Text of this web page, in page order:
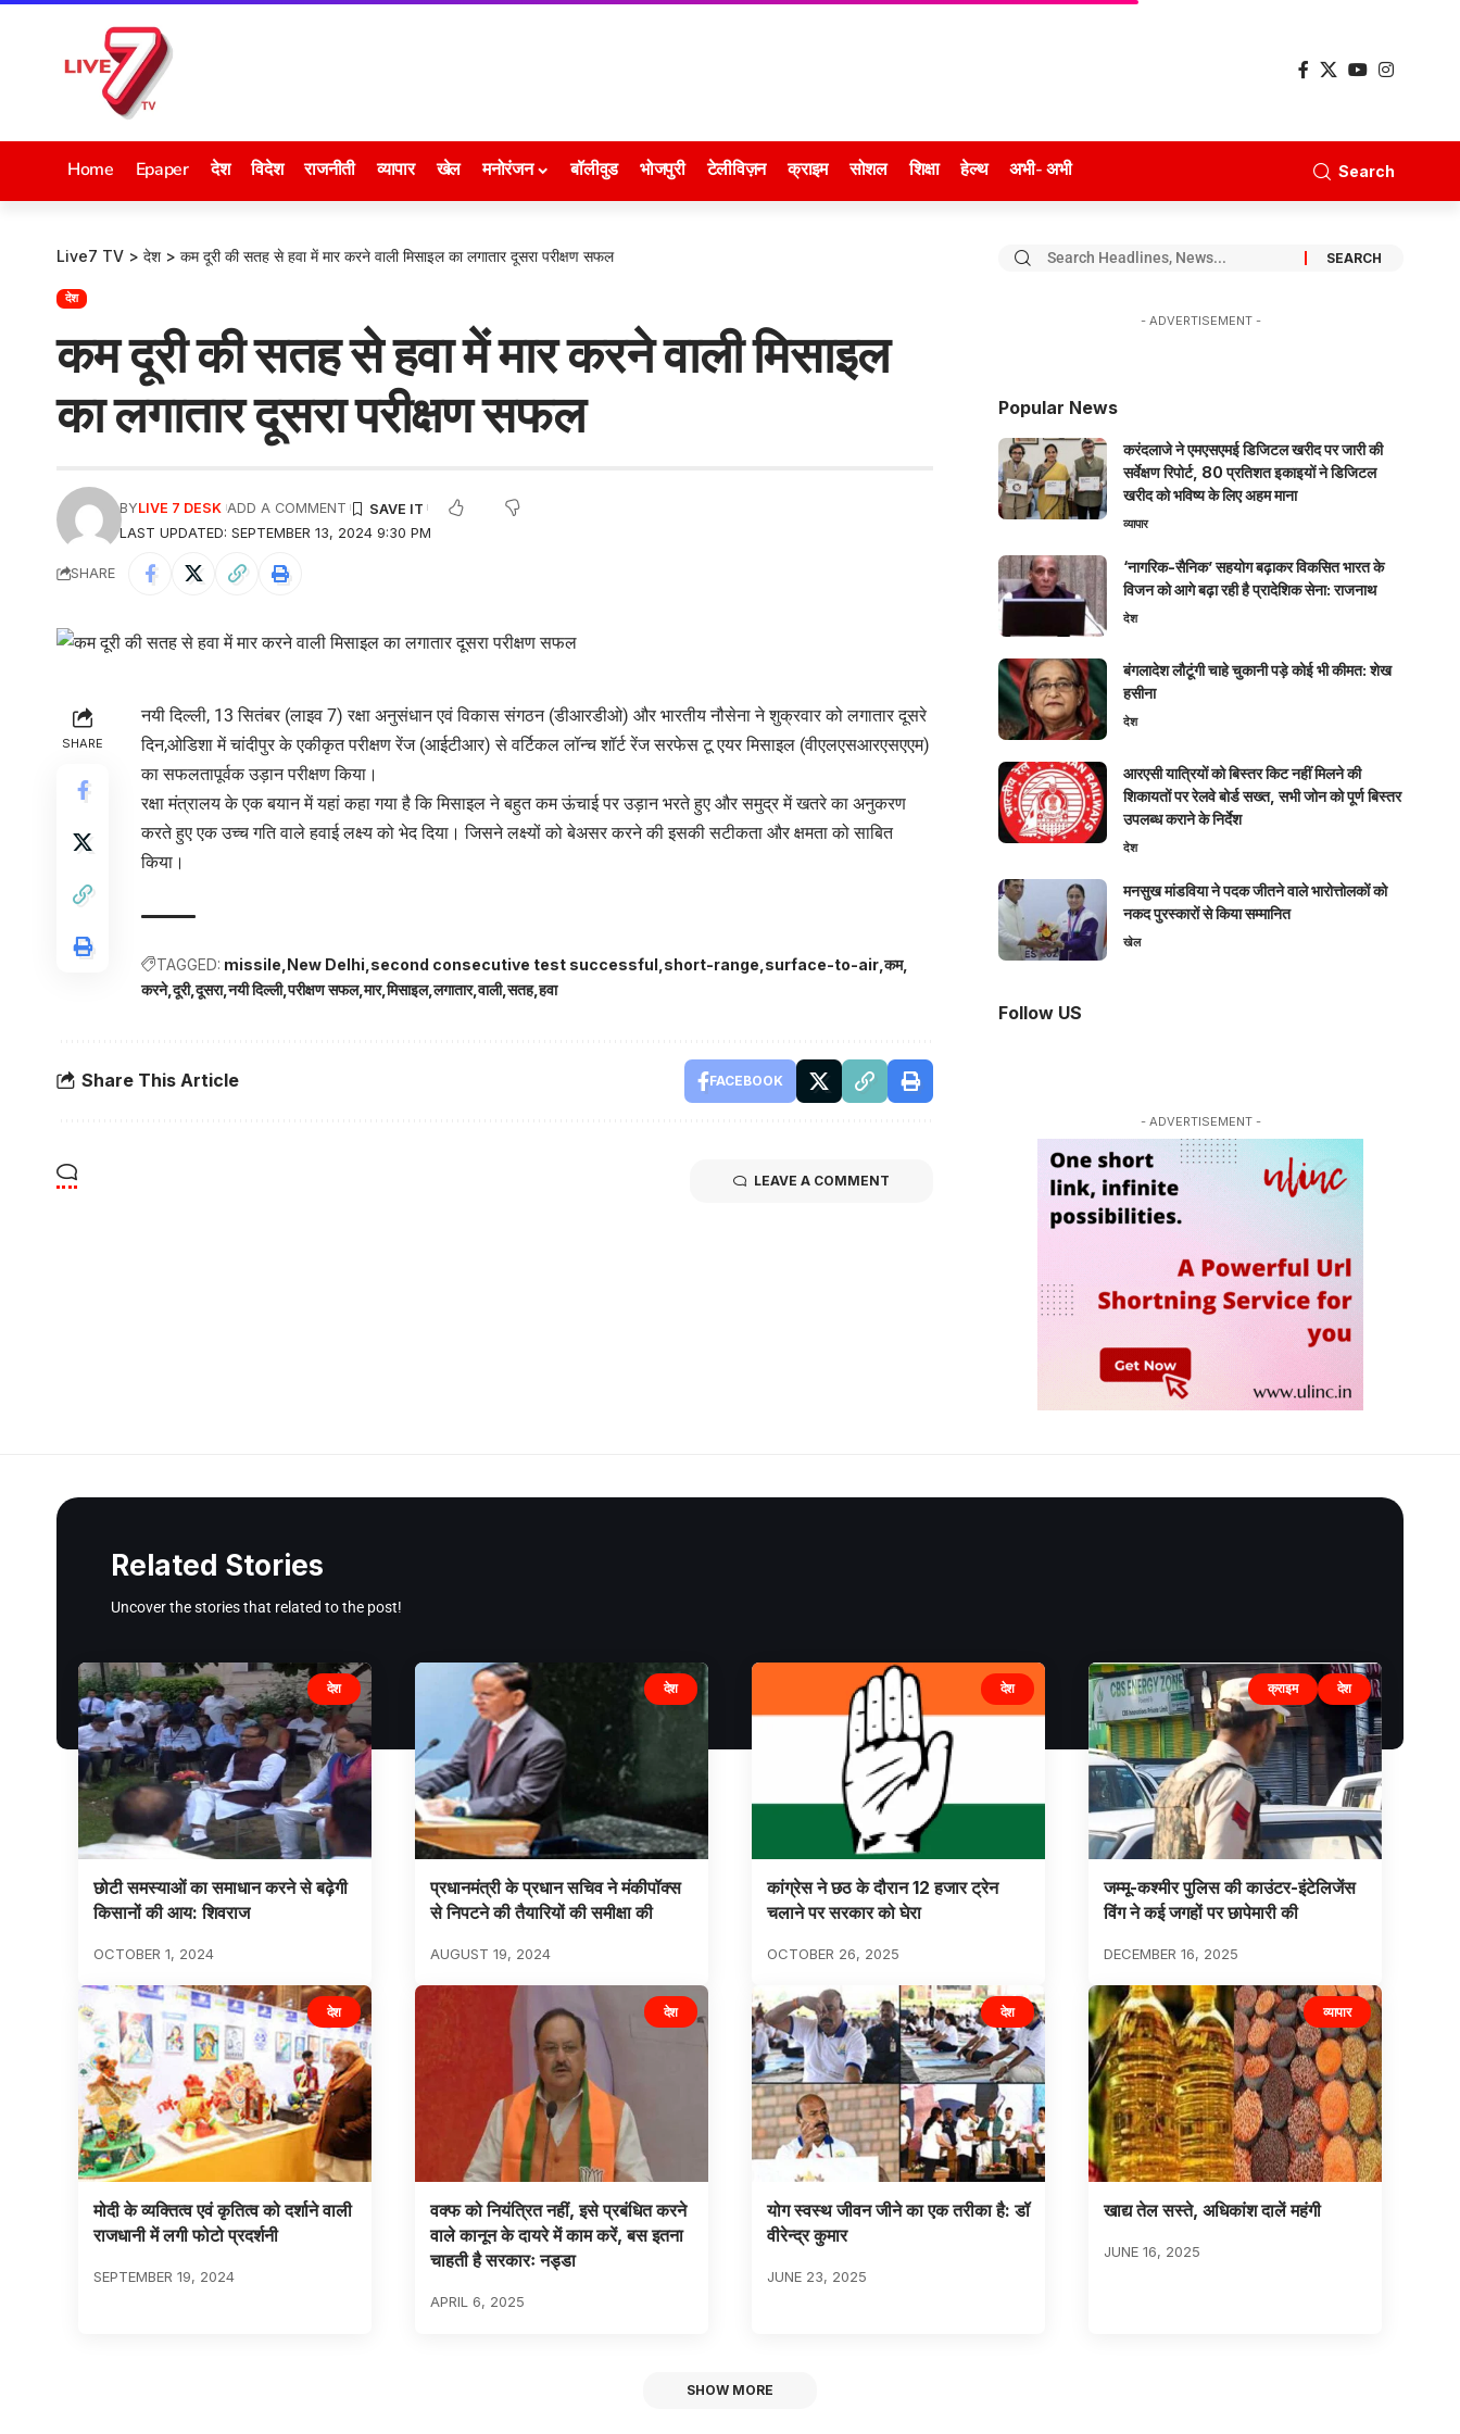
Home Epaper देश विदेश राजनीती व्यापार खेल मनोरंजन बॉलीवुड भोजपुरी टेलीविज़न क्राइम सोशल शिक्षा हेल्थ अभी- अभी Search
Live7 TV > देश > कम दूरी की सतह से हवा में मार करने वाली मिसाइल का लगातार दूसरा परीक्षण सफल
देश
कम दूरी की सतह से हवा में मार करने वाली मिसाइल
का लगातार दूसरा परीक्षण सफल
LAST UPDATED: SEPTEMBER 13, 2024 9:30 PM
BYLIVE 7 DESK ADD A COMMENT
SHARE
SHARE
नयी दिल्ली, 13 सितंबर (लाइव 7) रक्षा अनुसंधान एवं विकास संगठन (डीआरडीओ) और भारतीय नौसेना ने शुक्रवार को लगातार दूसरे
दिन,ओडिशा में चांदीपुर के एकीकृत परीक्षण रेंज (आईटीआर) से वर्टिकल लॉन्च शॉर्ट रेंज सरफेस टू एयर मिसाइल (वीएलएसआरएसएएम)
का सफलतापूर्वक उड़ान परीक्षण किया।
रक्षा मंत्रालय के एक बयान में यहां कहा गया है कि मिसाइल ने बहुत कम ऊंचाई पर उड़ान भरते हुए और समुद्र में खतरे का अनुकरण
करते हुए एक उच्च गति वाले हवाई लक्ष्य को भेद दिया। जिसने लक्ष्यों को बेअसर करने की इसकी सटीकता और क्षमता को साबित
किया।
TAGGED: missile New Delhi second consecutive test successful short-range surface-to-air कम
करने दूरी दूसरा नयी दिल्ली परीक्षण सफल मार मिसाइल लगातार वाली सतह हवा
Share This Article FACEBOOK
LEAVE A COMMENT
- ADVERTISEMENT -
Popular News
करंदलाजे ने एमएसएमई डिजिटल खरीद पर जारी की
सर्वेक्षण रिपोर्ट, 80 प्रतिशत इकाइयों ने डिजिटल
खरीद को भविष्य के लिए अहम माना
व्यापार
‘नागरिक-सैनिक’ सहयोग बढ़ाकर विकसित भारत के
विजन को आगे बढ़ा रही है प्रादेशिक सेना: राजनाथ
देश
बंगलादेश लौटूंगी चाहे चुकानी पड़े कोई भी कीमत: शेख
हसीना
देश
आरएसी यात्रियों को बिस्तर किट नहीं मिलने की
शिकायतों पर रेलवे बोर्ड सख्त, सभी जोन को पूर्ण बिस्तर
उपलब्ध कराने के निर्देश
देश
मनसुख मांडविया ने पदक जीतने वाले भारोत्तोलकों को
नकद पुरस्कारों से किया सम्मानित
खेल
Follow US
- ADVERTISEMENT -
Related Stories
Uncover the stories that related to the post!
देश
छोटी समस्याओं का समाधान करने से बढ़ेगी
किसानों की आय: शिवराज
OCTOBER 1, 2024
देश
प्रधानमंत्री के प्रधान सचिव ने मंकीपॉक्स
से निपटने की तैयारियों की समीक्षा की
AUGUST 19, 2024
देश
कांग्रेस ने छठ के दौरान 12 हजार ट्रेन
चलाने पर सरकार को घेरा
OCTOBER 26, 2025
क्राइम देश
जम्मू-कश्मीर पुलिस की काउंटर-इंटेलिजेंस
विंग ने कई जगहों पर छापेमारी की
DECEMBER 16, 2025
देश
मोदी के व्यक्तित्व एवं कृतित्व को दर्शाने वाली
राजधानी में लगी फोटो प्रदर्शनी
SEPTEMBER 19, 2024
देश
वक्फ को नियंत्रित नहीं, इसे प्रबंधित करने
वाले कानून के दायरे में काम करें, बस इतना
चाहती है सरकारः नड्डा
APRIL 6, 2025
देश
योग स्वस्थ जीवन जीने का एक तरीका है: डॉ
वीरेन्द्र कुमार
JUNE 23, 2025
व्यापार
खाद्य तेल सस्ते, अधिकांश दालें महंगी
JUNE 16, 2025
SHOW MORE